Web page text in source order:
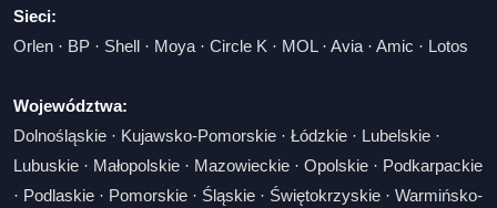
Sieci:
Orlen · BP · Shell · Moya · Circle K · MOL· Avia · Amic · Lotos
Województwa:
Dolnośląskie · Kujawsko-Pomorskie · Łódzkie · Lubelskie ·
Lubuskie · Małopolskie · Mazowieckie · Opolskie · Podkarpackie
· Podlaskie · Pomorskie · Śląskie · Świętokrzyskie · Warmińsko-